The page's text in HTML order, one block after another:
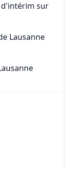
d'intérim sur
Lausanne